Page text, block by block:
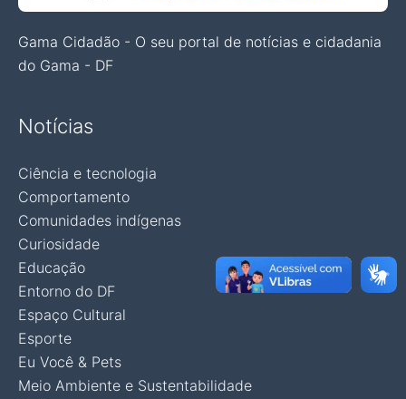
Gama Cidadão - O seu portal de notícias e cidadania
do Gama - DF
Notícias
Ciência e tecnologia
Comportamento
Comunidades indígenas
Curiosidade
Educação
Entorno do DF
Espaço Cultural
Esporte
Eu Você & Pets
Meio Ambiente e Sustentabilidade